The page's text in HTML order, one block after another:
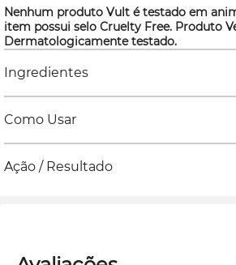
Nenhum produto Vult é testado em
item possui selo Cruelty Free. Produto
Dermatologicamente testado.
Ingredientes
Como Usar
Ação / Resultado